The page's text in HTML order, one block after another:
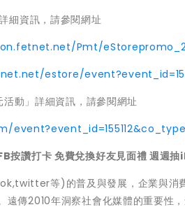
細資訊，請參閱網址
Pmt/
estore/
動」詳細資訊，請參閱網址
按讚打卡 免費兌換好友見面禮 週週
等)的普及與發展，企業與消
遠傳2010年洞察社會化媒體的重要